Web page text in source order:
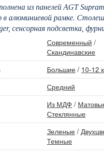
из панелей AGT
алюминиевой рамке.
сенсорная подсветка,
Современный /
Скандинавские
Большие / 10-12
Средний
Из МДФ /
Стеклянные
Зеленые /
Темные